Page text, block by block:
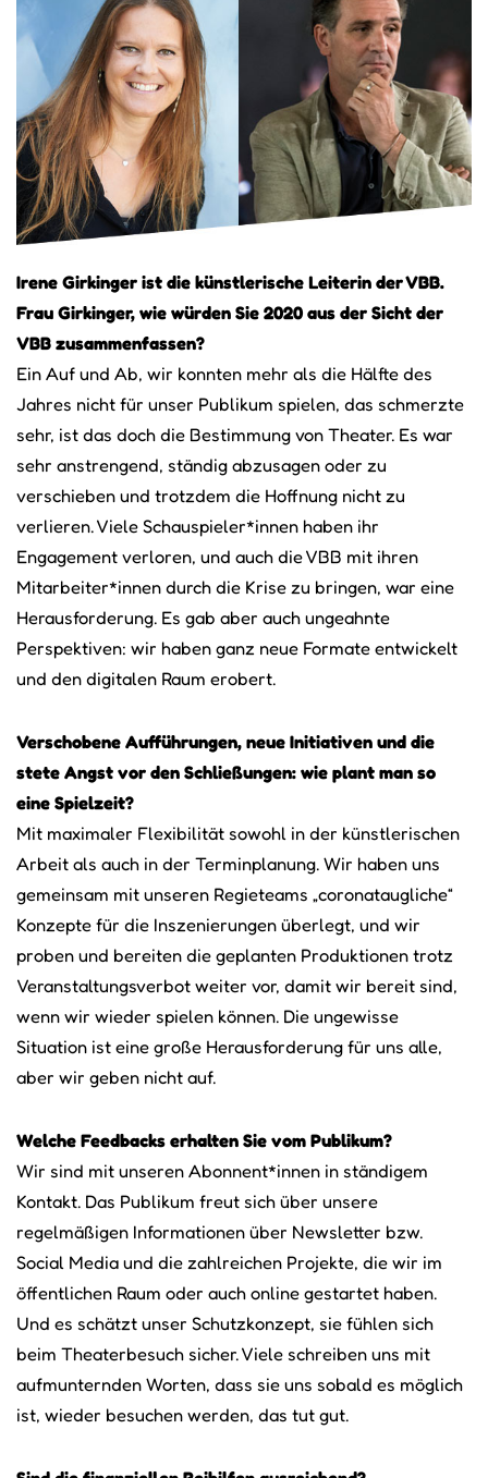
Irene Girkinger ist die künstlerische Leiterin der VBB.
Frau Girkinger, wie würden Sie 2020 aus der Sicht der
VBB zusammenfassen?
Ein Auf und Ab, wir konnten mehr als die Hälfte des
Jahres nicht für unser Publikum spielen, das schmerzte
sehr, ist das doch die Bestimmung von Theater. Es war
sehr anstrengend, ständig abzusagen oder zu
verschieben und trotzdem die Hoffnung nicht zu
verlieren. Viele Schauspieler*innen haben ihr
Engagement verloren, und auch die VBB mit ihren
Mitarbeiter*innen durch die Krise zu bringen, war eine
Herausforderung. Es gab aber auch ungeahnte
Perspektiven: wir haben ganz neue Formate entwickelt
und den digitalen Raum erobert.
Verschobene Aufführungen, neue Initiativen und die
stete Angst vor den Schließungen: wie plant man so
eine Spielzeit?
Mit maximaler Flexibilität sowohl in der künstlerischen
Arbeit als auch in der Terminplanung. Wir haben uns
gemeinsam mit unseren Regieteams „coronataugliche“
Konzepte für die Inszenierungen überlegt, und wir
proben und bereiten die geplanten Produktionen trotz
Veranstaltungsverbot weiter vor, damit wir bereit sind,
wenn wir wieder spielen können. Die ungewisse
Situation ist eine große Herausforderung für uns alle,
aber wir geben nicht auf.
Welche Feedbacks erhalten Sie vom Publikum?
Wir sind mit unseren Abonnent*innen in ständigem
Kontakt. Das Publikum freut sich über unsere
regelmäßigen Informationen über Newsletter bzw.
Social Media und die zahlreichen Projekte, die wir im
öffentlichen Raum oder auch online gestartet haben.
Und es schätzt unser Schutzkonzept, sie fühlen sich
beim Theaterbesuch sicher. Viele schreiben uns mit
aufmunternden Worten, dass sie uns sobald es möglich
ist, wieder besuchen werden, das tut gut.